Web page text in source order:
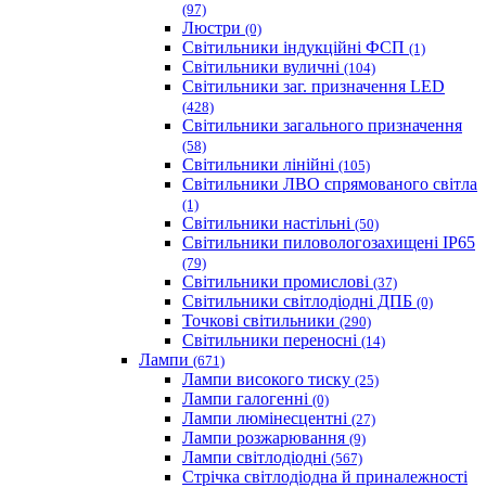
(97)
Люстри (0)
Світильники індукційні ФСП (1)
Світильники вуличні (104)
Світильники заг. призначення LED
(428)
Світильники загального призначення
(58)
Світильники лінійні (105)
Світильники ЛВО спрямованого світла
(1)
Світильники настільні (50)
Світильники пиловологозахищені IP65
(79)
Світильники промислові (37)
Світильники світлодіодні ДПБ (0)
Точкові світильники (290)
Світильники переносні (14)
Лампи (671)
Лампи високого тиску (25)
Лампи галогенні (0)
Лампи люмінесцентні (27)
Лампи розжарювання (9)
Лампи світлодіодні (567)
Стрічка світлодіодна й приналежності